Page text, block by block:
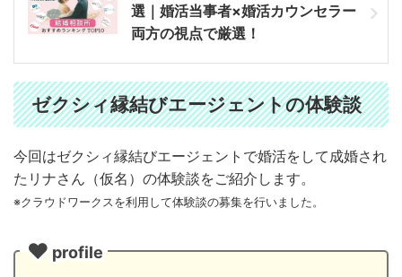
選｜婚活当事者×婚活カウンセラー
両方の視点で厳選！
ゼクシィ縁結びエージェントの体験談
今回はゼクシィ縁結びエージェントで婚活をして成婚され
たリナさん（仮名）の体験談をご紹介します。
※クラウドワークスを利用して体験談の募集を行いました。
profile